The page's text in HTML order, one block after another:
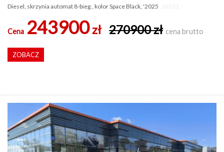
Diesel, skrzynia automat 8-bieg., kolor Space Black, '2025
Cena 243900zł 270900 zł cena brutto
ZOBACZ